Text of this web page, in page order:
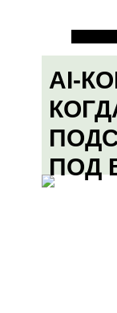
AI-
ПОД